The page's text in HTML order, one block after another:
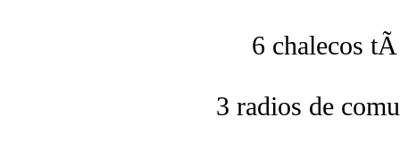
6 chalecos
3 radios de